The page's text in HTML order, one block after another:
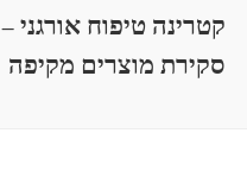
קטרינה טיפוח אורגני –
סקירת מוצרים מקיפה